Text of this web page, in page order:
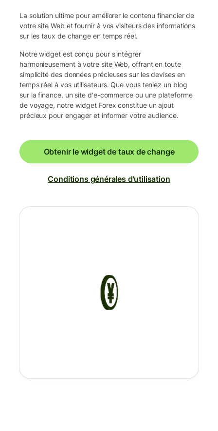
La solution ultime pour améliorer le contenu financier de
votre site Web et fournir à vos visiteurs des informations
sur les taux de change en temps réel.
Notre widget est conçu pour s'intégrer
harmonieusement à votre site Web, offrant en toute
simplicité des données précieuses sur les devises en
temps réel à vos utilisateurs. Que vous teniez un blog
sur la finance, un site d'e-commerce ou une plateforme
de voyage, notre widget Forex constitue un ajout
précieux pour engager et informer votre audience.
Obtenir le widget de taux de change
Conditions générales d'utilisation